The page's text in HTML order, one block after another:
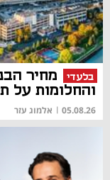
בלעדי
והחלומות על
05.08.26
| אלמוג עזר